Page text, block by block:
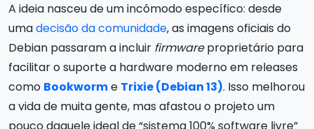
A ideia nasceu de um incômodo específico: desde
umadecisão da comunidade, as imagens oficiais do
Debian passaram a incluir firmwareproprietário para
facilitar o suporte a hardware moderno em releases
como Bookworme Trixie (Debian 13). Isso melhorou
a vida de muita gente, mas afastou o projeto um